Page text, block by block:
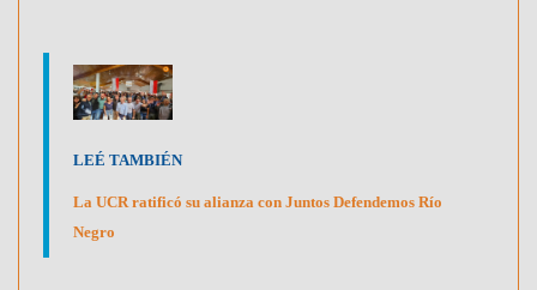
LEÉ TAMBIÉN
La UCR ratificó su alianza con Juntos Defendemos Río
Negro